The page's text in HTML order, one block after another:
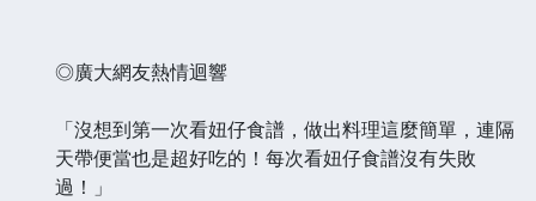
◎廣大網友熱情迴響
「沒想到第一次看妞仔食譜，做出料理這麼簡單，連隔
天帶便當也是超好吃的！每次看妞仔食譜沒有失敗
過！」